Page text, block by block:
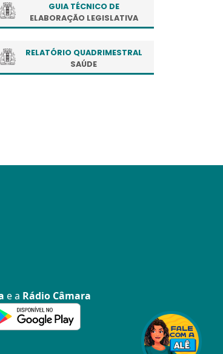
GUIA TÉCNICO DE
ELABORAÇÃO LEGISLATIVA
RELATÓRIO QUADRIMESTRAL
SAÚDE
e a Rádio Câmara